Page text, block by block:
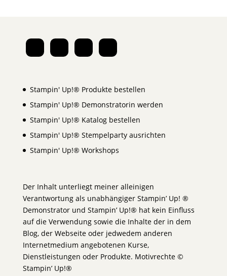
Stampin' Up!® Produkte bestellen
Stampin' Up!® Demonstratorin werden
Stampin' Up!® Katalog bestellen
Stampin' Up!® Stempelparty ausrichten
Stampin' Up!® Workshops
Der Inhalt unterliegt meiner alleinigen
Verantwortung als unabhängiger Stampin’ Up! ®
Demonstrator und Stampin’ Up!® hat kein Einfluss
auf die Verwendung sowie die Inhalte der in dem
Blog, der Webseite oder jedwedem anderen
Internetmedium angebotenen Kurse,
Dienstleistungen oder Produkte. Motivrechte ©
Stampin’ Up!®